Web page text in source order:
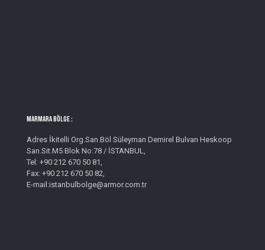
MARMARA BÖLGE :
Adres İkitelli Org.San.Böl Süleyman Demirel Bulvarı Heskoop
San.Sit.M5 Blok No:78 / İSTANBUL,
Tel: +90 212 670 50 81,
Fax: +90 212 670 50 82,
E-mail:istanbulbolge@armor.com.tr